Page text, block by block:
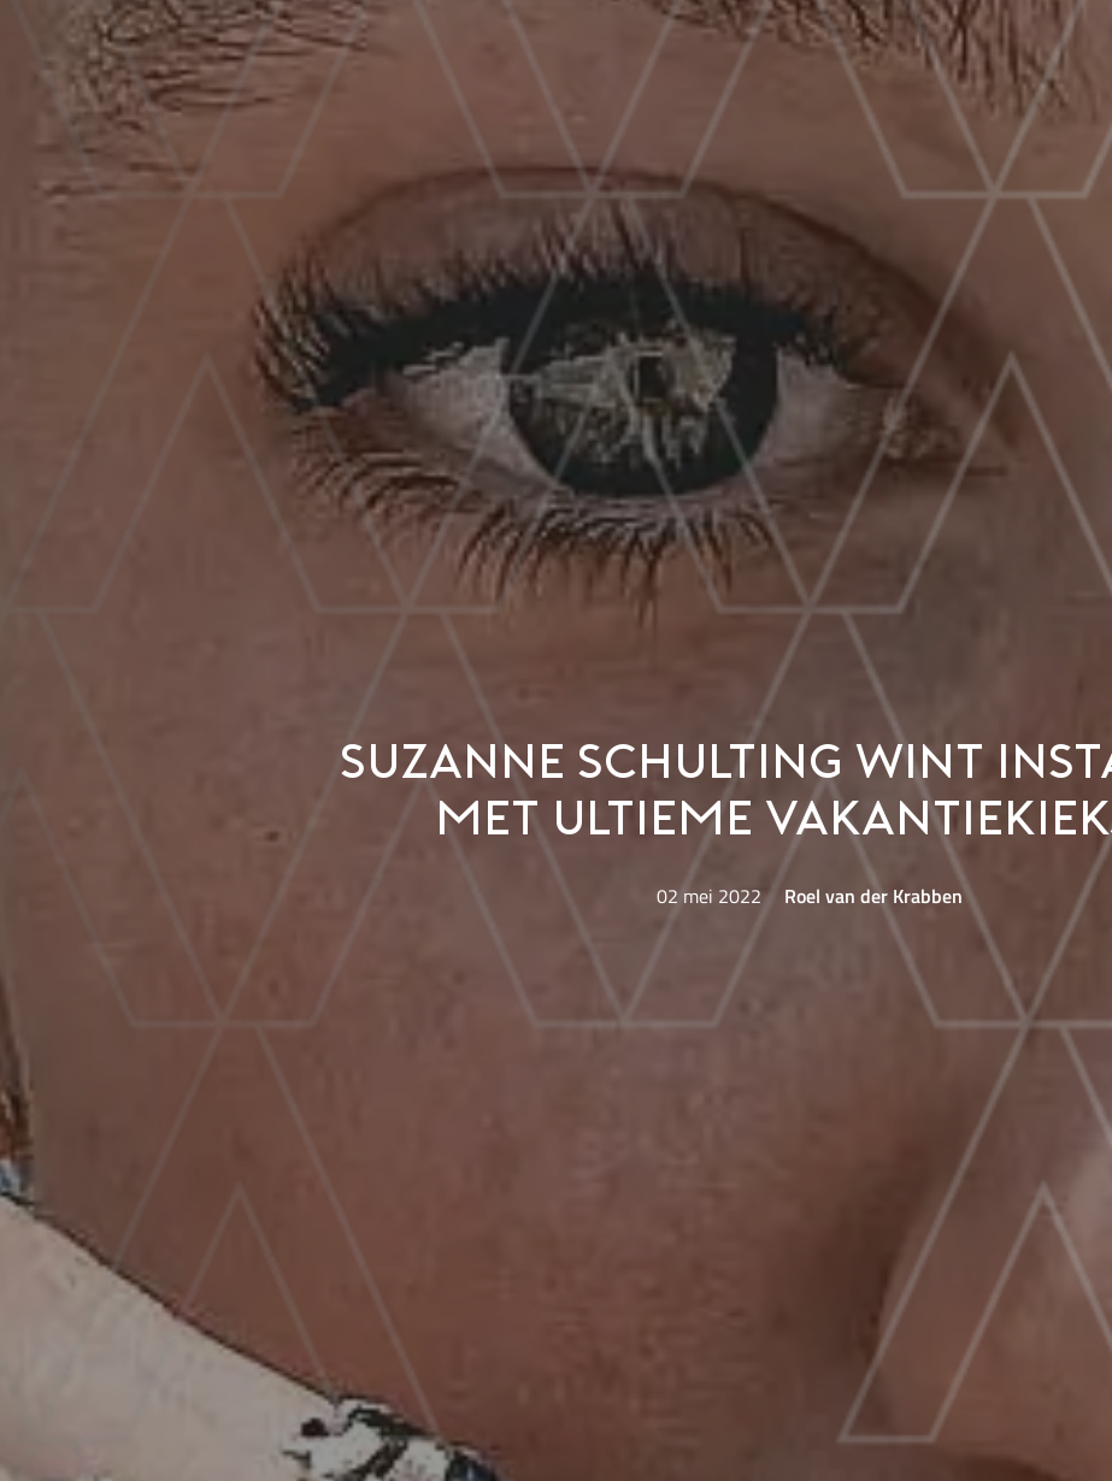
Suzanne Schulting wint
met ultieme
02 mei 2022 Roel van der Krabben